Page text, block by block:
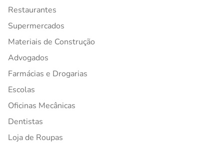
Restaurantes
Supermercados
Materiais de Construção
Advogados
Farmácias e Drogarias
Escolas
Oficinas Mecânicas
Dentistas
Loja de Roupas